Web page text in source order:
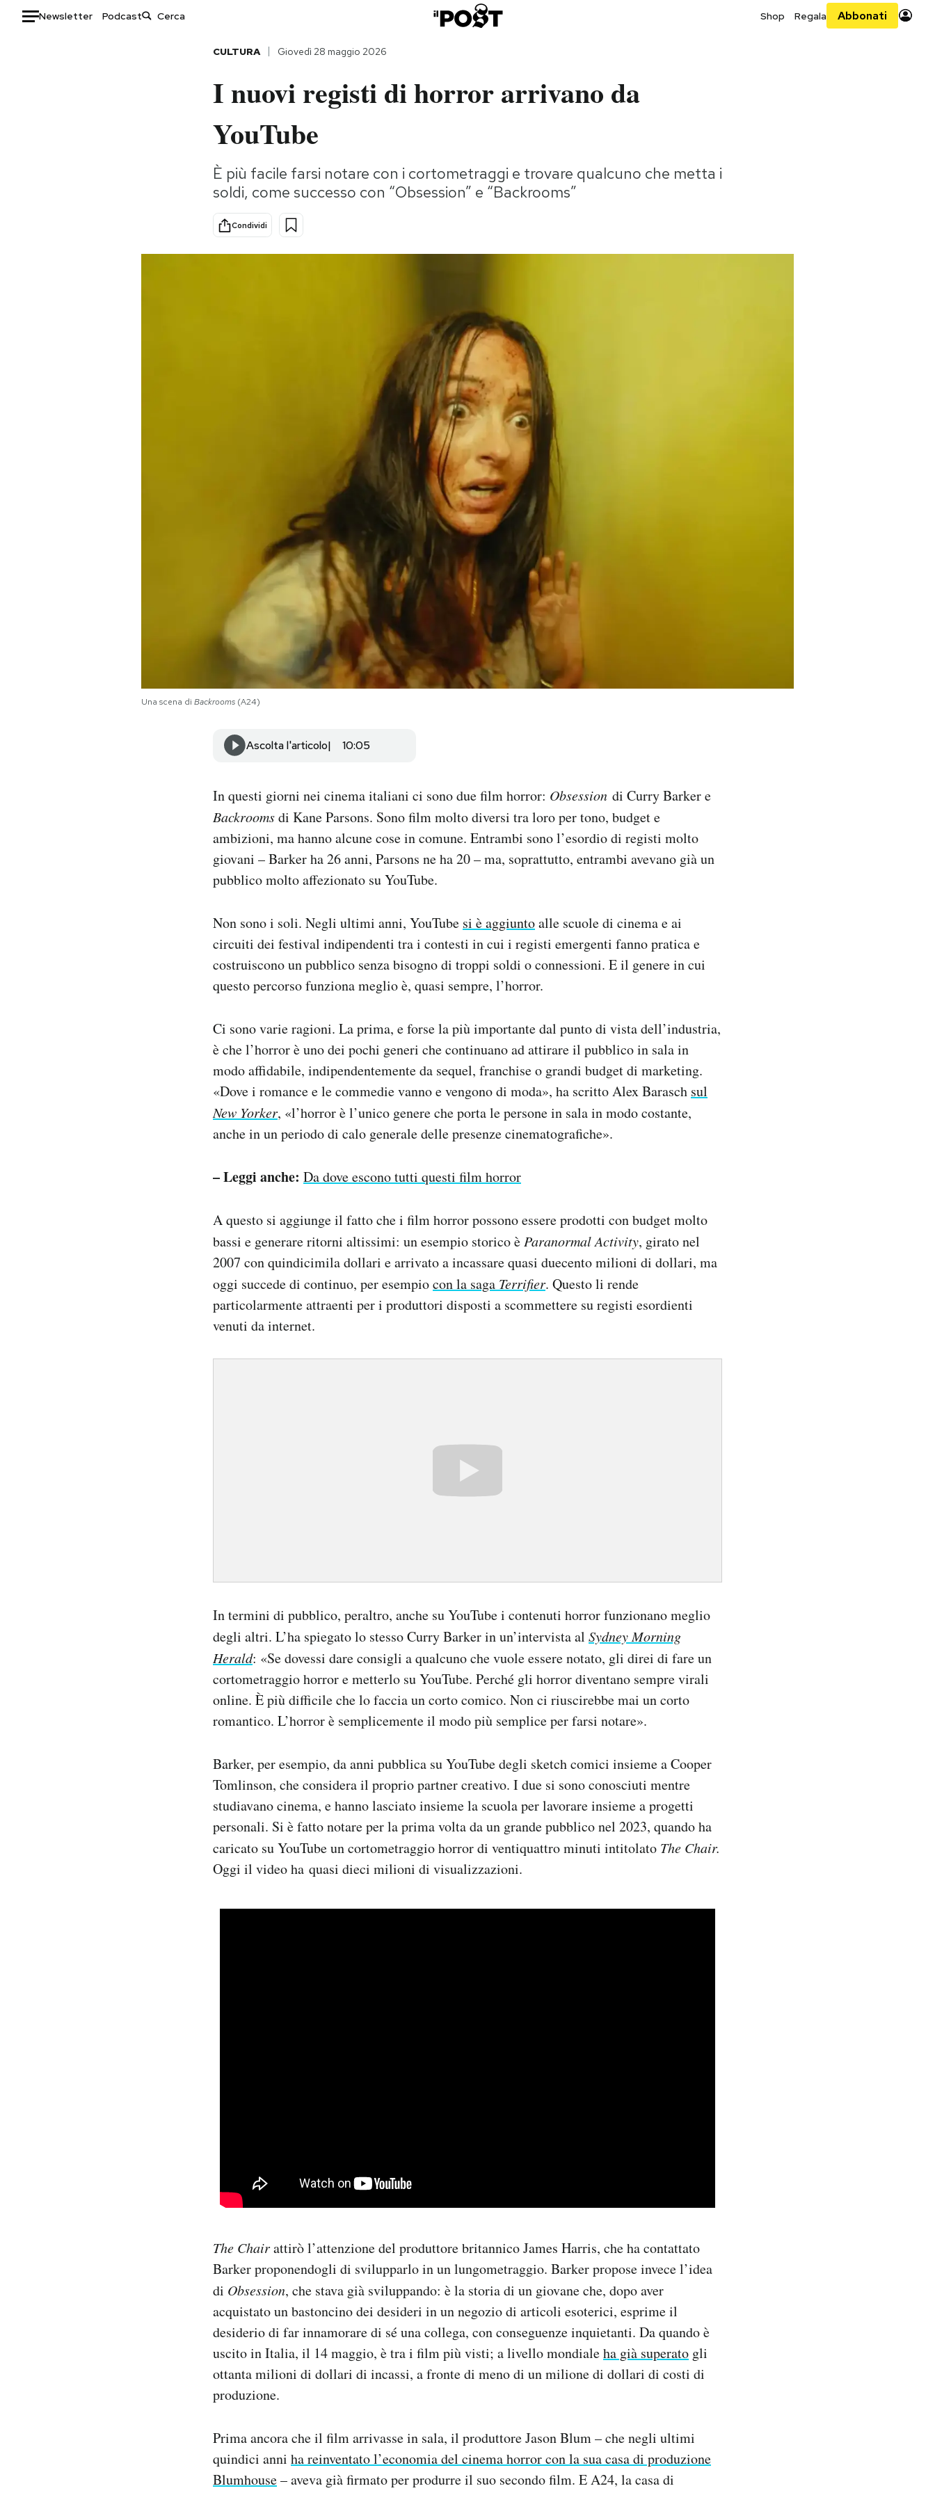
Newsletter Podcast Shop Regala Abbonati
Storie/Idee
Ok Boomer!
Altrecose
CULTURA Giovedì 28 maggio 2026
I nuovi registi di horror arrivano da
YouTube
È più facile farsi notare con i cortometraggi e trovare qualcuno che metta i
soldi, come successo con “Obsession” e “Backrooms”
Condividi
Una scena di Backrooms (A24)
Ascolta l'articolo 10:05
In questi giorni nei cinema italiani ci sono due film horror: Obsession di Curry Barker e
Backroomsdi Kane Parsons. Sono film molto diversi tra loro per tono, budget e
ambizioni, ma hanno alcune cose in comune. Entrambi sono l’esordio di registi molto
giovani – Barker ha 26 anni, Parsons ne ha 20 – ma, soprattutto, entrambi avevano già un
pubblico molto affezionato su YouTube.
Non sono i soli. Negli ultimi anni, YouTube si è aggiuntoalle scuole di cinema e ai
circuiti dei festival indipendenti tra i contesti in cui i registi emergenti fanno pratica e
costruiscono un pubblico senza bisogno di troppi soldi o connessioni. E il genere in cui
questo percorso funziona meglio è, quasi sempre, l’horror.
Ci sono varie ragioni. La prima, e forse la più importante dal punto di vista dell’industria,
è che l’horror è uno dei pochi generi che continuano ad attirare il pubblico in sala in
modo affidabile, indipendentemente da sequel, franchise o grandi budget di marketing.
«Dove i romance e le commedie vanno e vengono di moda», ha scritto Alex Barasch sul
New Yorker, «l’horror è l’unico genere che porta le persone in sala in modo costante,
anche in un periodo di calo generale delle presenze cinematografiche».
– Leggi anche: Da dove escono tutti questi film horror
A questo si aggiunge il fatto che i film horror possono essere prodotti con budget molto
bassi e generare ritorni altissimi: un esempio storico è Paranormal Activity, girato nel
2007 con quindicimila dollari e arrivato a incassare quasi duecento milioni di dollari, ma
oggi succede di continuo, per esempiocon la saga Terrifier. Questo li rende
particolarmente attraenti per i produttori disposti a scommettere su registi esordienti
venuti da internet.
In termini di pubblico, peraltro, anche su YouTube i contenuti horror funzionano meglio
degli altri. L’ha spiegato lo stesso Curry Barker in un’intervista al Sydney Morning
Herald: «Se dovessi dare consigli a qualcuno che vuole essere notato, gli direi di fare un
cortometraggio horror e metterlo su YouTube. Perché gli horror diventano sempre virali
online. È più difficile che lo faccia un corto comico. Non ci riuscirebbe mai un corto
romantico. L’horror è semplicemente il modo più semplice per farsi notare».
Barker, per esempio, da anni pubblica su YouTube degli sketch comici insieme a Cooper
Tomlinson, che considera il proprio partner creativo. I due si sono conosciuti mentre
studiavano cinema, e hanno lasciato insieme la scuola per lavorare insieme a progetti
personali. Si è fatto notare per la prima volta da un grande pubblico nel 2023, quando ha
caricato su YouTube un cortometraggio horror di ventiquattro minuti intitolato The Chair.
Oggi il video ha quasi dieci milioni di visualizzazioni.
The Chairattirò l’attenzione del produttore britannico James Harris, che ha contattato
Barker proponendogli di svilupparlo in un lungometraggio. Barker propose invece l’idea
di Obsession, che stava già sviluppando: è la storia di un giovane che, dopo aver
acquistato un bastoncino dei desideri in un negozio di articoli esoterici, esprime il
desiderio di far innamorare di sé una collega, con conseguenze inquietanti. Da quando è
uscito in Italia, il 14 maggio, è tra i film più visti; a livello mondialeha già superato gli
ottanta milioni di dollari di incassi, a fronte di meno di un milione di dollari di costi di
produzione.
Prima ancora che il film arrivasse in sala, il produttore Jason Blum – che negli ultimi
quindici anni ha reinventato l’economia del cinema horror con la sua casa di produzione
Blumhouse– aveva già firmato per produrre il suo secondo film. E A24, la casa di